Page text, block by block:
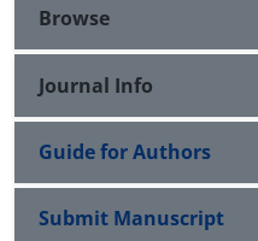
Browse
Journal Info
Guide for Authors
Submit Manuscript